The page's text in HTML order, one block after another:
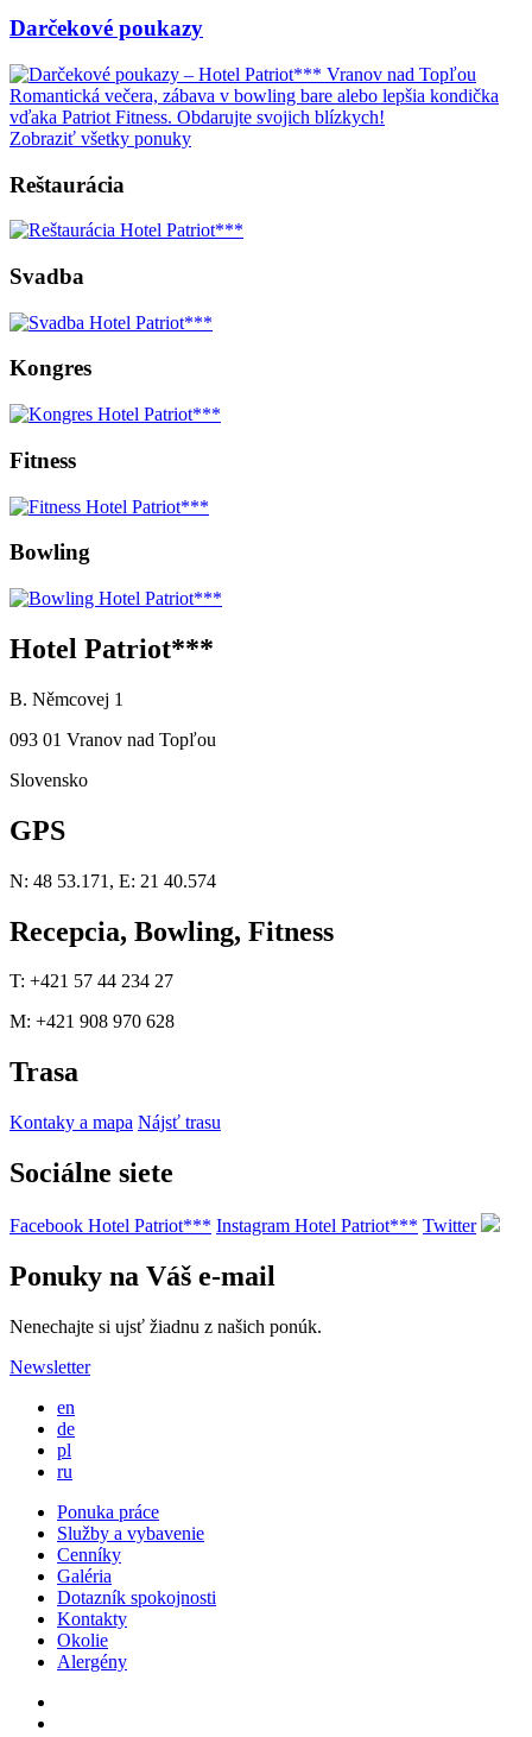
Darčekové poukazy
Romantická večera, zábava v bowling bare alebo lepšia kondička
vďaka Patriot Fitness. Obdarujte svojich blízkych!
Zobraziť všetky ponuky
Reštaurácia
Svadba
Kongres
Fitness
Bowling
Hotel Patriot***
B. Němcovej 1
093 01 Vranov nad Topľou
Slovensko
GPS
N: 48 53.171, E: 21 40.574
Recepcia, Bowling, Fitness
T: +421 57 44 234 27
M: +421 908 970 628
Trasa
Kontaky a mapa Nájsť trasu
Sociálne siete
Facebook Hotel Patriot*** Instagram Hotel Patriot*** Twitter
Ponuky na Váš e-mail
Nenechajte si ujsť žiadnu z našich ponúk.
Newsletter
en
de
pl
ru
Ponuka práce
Služby a vybavenie
Cenníky
Galéria
Dotazník spokojnosti
Kontakty
Okolie
Alergény